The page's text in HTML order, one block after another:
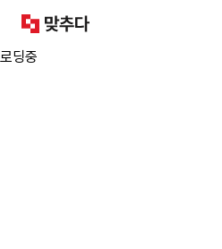
로딩중